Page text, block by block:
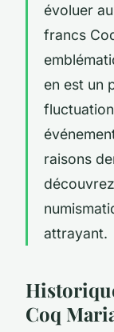
évoluer
francs
en est un
raisons
attrayant.
Coq